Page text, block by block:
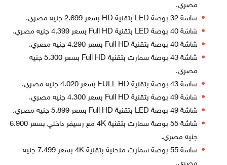
مصري.
شاشة 32 بوصة LED بتقنية HD بسعر 2.699 جنيه مصري.
شاشة 40 بوصة LED بتقنية Full HD بسعر 4.399 جنيه مصري.
شاشة 40 بوصة بتقنية Full HD بسعر 4.290 جنيه مصري.
شاشة 43 بوصة سمارت بتقنية Full HD بسعر 5.300 جنيه
مصري.
شاشة 43 بوصة بتقنية FULL HD بسعر 4.020 جنيه مصري.
شاشة 49 بوصة بتقنية Full HD بسعر 4.300 جنيه مصري.
شاشة 49 بوصة LED بتقنية Full HD بسعر 5.899 جنيه مصري.
شاشة 55 بوصة سمارت بتقنية 4K مع رسيفر داخلي بسعر 6.900
جنيه مصري.
شاشة 55 بوصة سمارت منحنية بتقنية 4K بسعر 7.499 جنيه